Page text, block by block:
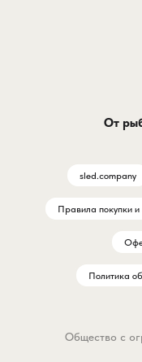
От
sled.company
Правила покупки и
Политика
Общество с